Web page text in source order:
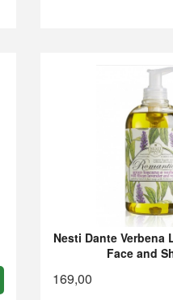
Nesti Dante Verbena
Face and
169,00